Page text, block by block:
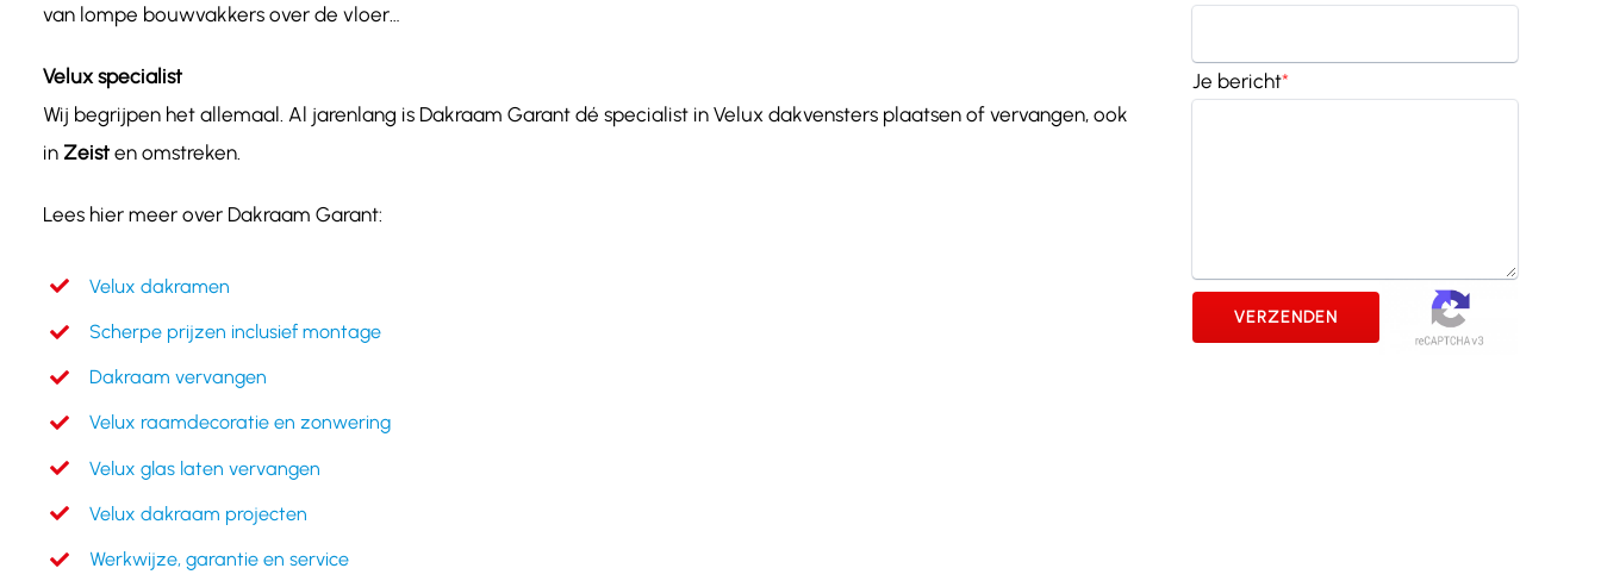
van lompe bouwvakkers over de vloer…
Velux specialist
Wij begrijpen het allemaal. Al jarenlang is Dakraam Garant dé specialist in Velux dakvensters plaatsen of vervangen, ook
in Zeisten omstreken.
Lees hier meer over Dakraam Garant:
Velux dakramen
Scherpe prijzen inclusief montage
Dakraam vervangen
Velux raamdecoratie en zonwering
Velux glas laten vervangen
Velux dakraam projecten
Werkwijze, garantie en service
Je bericht*